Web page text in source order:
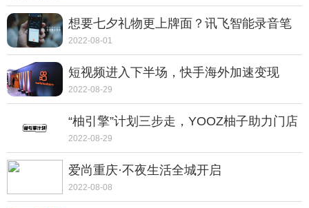
想要七夕礼物更上牌面？讯飞智能录音笔
SR702质感非凡
2022-08-01
短视频进入下半场，快手海外加速变现
2022-08-29
“柚引擎”计划三步走，YOOZ柚子助力门店
走向转型之路
2022-08-29
爱尚重庆·不夜生活全城开启
2022-08-08